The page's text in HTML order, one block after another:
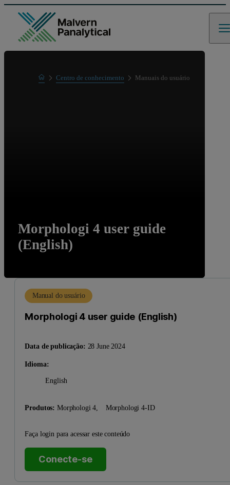
Home
Learn
Centro de conhecimento Manuais do usuário
Morphologi 4 user guide
(English)
Manual do usuário
Morphologi 4 user guide (English)
Data de publicação: 28 June 2024
Idioma:
English
Produtos: Morphologi 4, Morphologi 4-ID
Faça login para acessar este conteúdo
Conecte-se